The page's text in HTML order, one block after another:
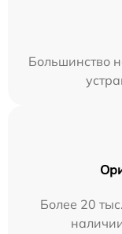
Большинство
Более 20